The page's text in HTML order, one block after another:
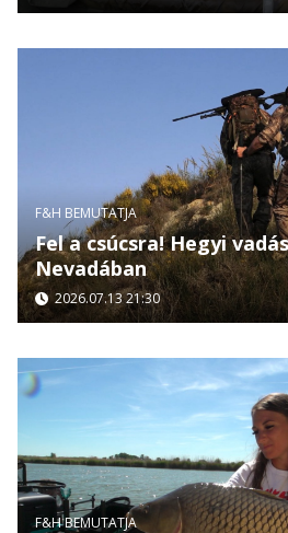
F&H BEMUTATJA
Fel a csúcsra! Hegyi
Nevadában
2026.07.13 21:30
F&H BEMUTATJA